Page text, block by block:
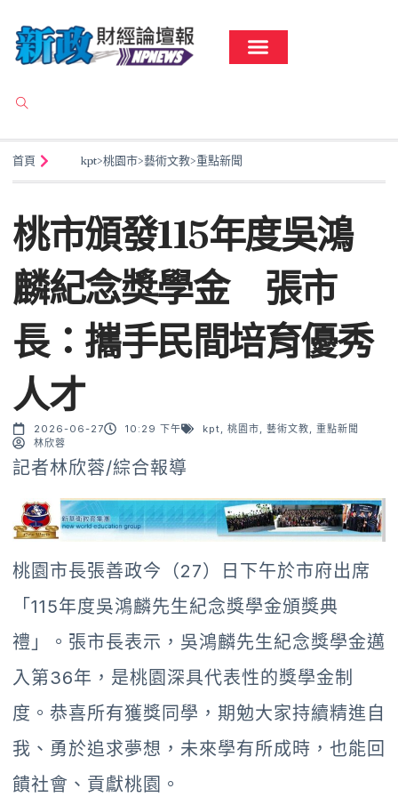
首頁 kpt>桃園市>藝術文教>重點新聞
桃市頒發115年度吳鴻
麟紀念獎學金 張市
長：攜手民間培育優秀
人才
2026-06-27 10:29 下午 kpt 桃園市 藝術文教
重點新聞
林欣蓉
記者林欣蓉/綜合報導
桃園市長張善政今（27）日下午於市府出席
「115年度吳鴻麟先生紀念獎學金頒獎典
禮」。張市長表示，吳鴻麟先生紀念獎學金邁
入第36年，是桃園深具代表性的獎學金制
度。恭喜所有獲獎同學，期勉大家持續精進自
我、勇於追求夢想，未來學有所成時，也能回
饋社會、貢獻桃園。